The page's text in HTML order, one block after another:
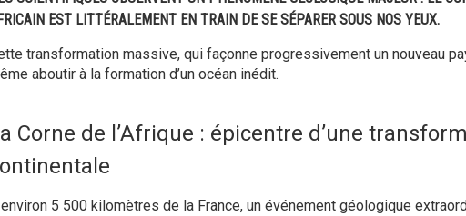
EST LITTÉRALEMENT EN TRAIN DE SE SÉPARER SOUS NOS YEUX.
transformation massive, qui façonne progressivement un nouveau
aboutir à la formation d’un océan inédit.
Corne de l’Afrique : épicentre d’une
5 500 kilomètres de la France, un événement géologique